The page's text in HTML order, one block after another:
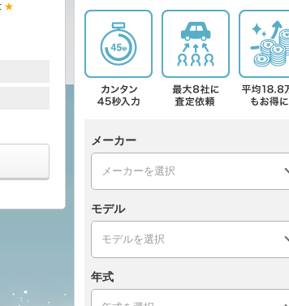
★
メーカー
モデル
年式